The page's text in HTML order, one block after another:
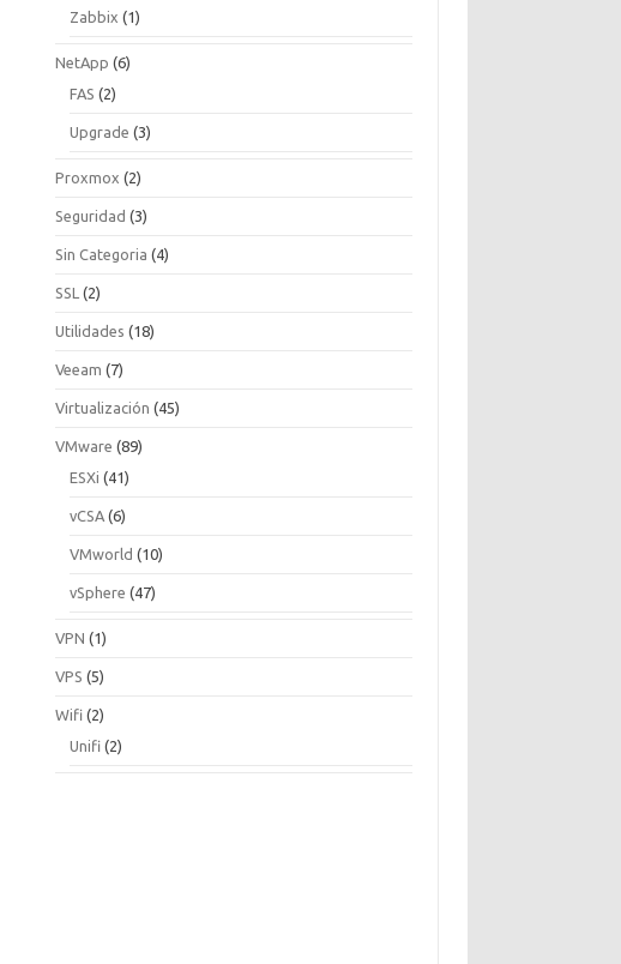
Zabbix (1)
NetApp (6)
FAS (2)
Upgrade (3)
Proxmox (2)
Seguridad (3)
Sin Categoria (4)
SSL (2)
Utilidades (18)
Veeam (7)
Virtualización (45)
VMware (89)
ESXi (41)
vCSA (6)
VMworld (10)
vSphere (47)
VPN (1)
VPS (5)
Wifi (2)
Unifi (2)